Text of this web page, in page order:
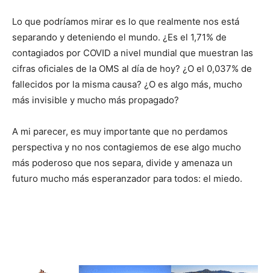
Lo que podríamos mirar es lo que realmente nos está
separando y deteniendo el mundo. ¿Es el 1,71% de
contagiados por COVID a nivel mundial que muestran las
cifras oficiales de la OMS al día de hoy? ¿O el 0,037% de
fallecidos por la misma causa? ¿O es algo más, mucho
más invisible y mucho más propagado?
A mi parecer, es muy importante que no perdamos
perspectiva y no nos contagiemos de ese algo mucho
más poderoso que nos separa, divide y amenaza un
futuro mucho más esperanzador para todos: el miedo.